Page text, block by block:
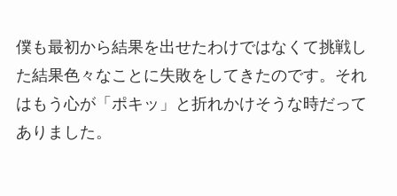
僕も最初から結果を出せたわけではなくて挑戦し
た結果色々なことに失敗をしてきたのです。それ
はもう心が「ポキッ」と折れかけそうな時だって
ありました。